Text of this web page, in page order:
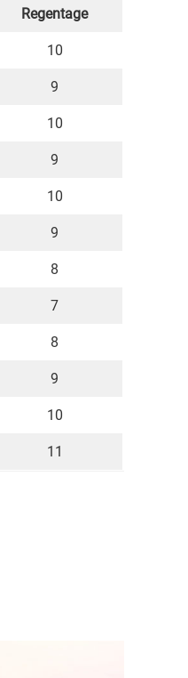
Regentage
10
9
10
9
10
9
8
7
8
9
10
11